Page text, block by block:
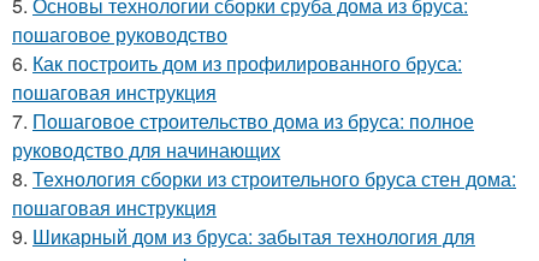
пошаговое руководство
6. Как построить дом из профилированного бруса:
пошаговая инструкция
7. Пошаговое строительство дома из бруса: полное
руководство для начинающих
8. Технология сборки из строительного бруса стен дома:
пошаговая инструкция
9. Шикарный дом из бруса: забытая технология для